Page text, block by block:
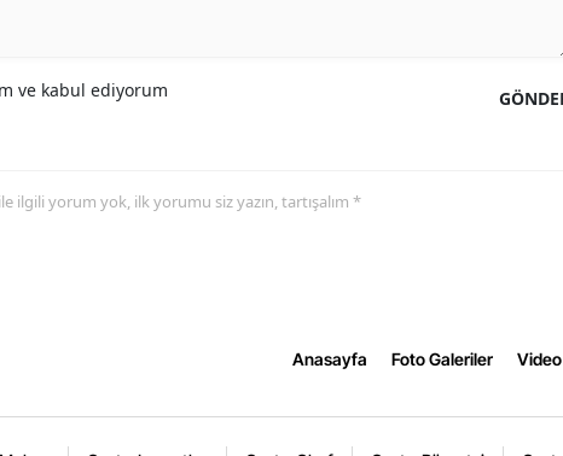
ve kabul ediyorum
ilgili yorum yok, ilk yorumu siz yazın, tartışalım *
Anasayfa Foto Galeriler